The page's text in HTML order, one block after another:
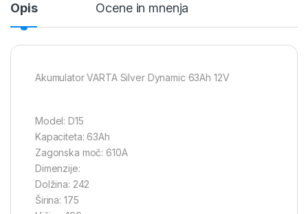
Opis Ocene in mnenja
Akumulator VARTA Silver Dynamic 63Ah 12V
Model: D15
Kapaciteta: 63Ah
Zagonska moč: 610A
Dimenzije:
Dolžina: 242
Širina: 175